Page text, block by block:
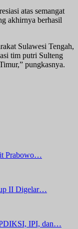
atas semangat
akhirnya berhasil
Sulawesi Tengah,
tim putri Sulteng
pungkasnya.
Prabowo…
II Digelar…
IPI, dan…